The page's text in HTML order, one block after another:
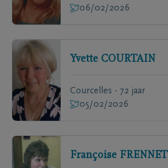
06/02/2026
Yvette COURTAIN
Courcelles - 72 jaar
05/02/2026
Françoise FRENNET